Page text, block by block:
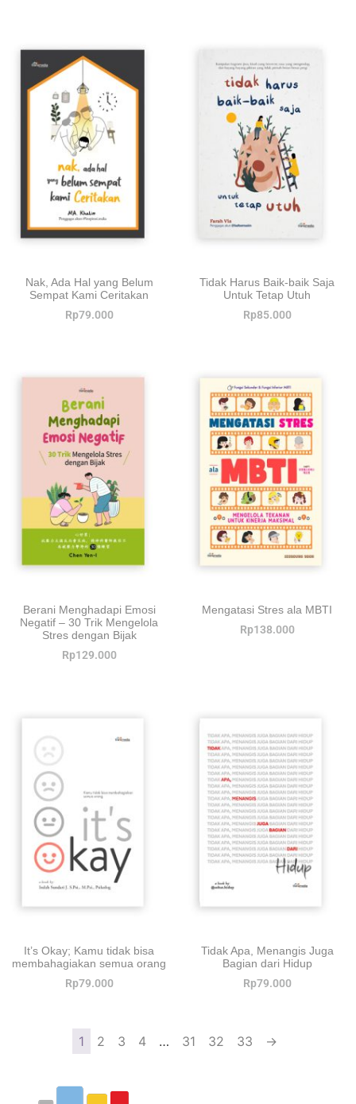
Nak, Ada Hal yang Belum
Sempat Kami Ceritakan
Rp79.000
Tidak Harus Baik-baik Saja
Untuk Tetap Utuh
Rp85.000
Berani Menghadapi Emosi
Negatif – 30 Trik Mengelola
Stres dengan Bijak
Rp129.000
Mengatasi Stres ala MBTI
Rp138.000
It’s Okay; Kamu tidak bisa
membahagiakan semua orang
Rp79.000
Tidak Apa, Menangis Juga
Bagian dari Hidup
Rp79.000
1 2 3 4 … 31 32 33 →